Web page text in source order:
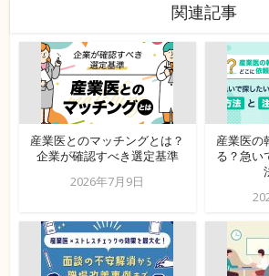
関連記事
産業医とのマッチングとは？
企業が確認すべき選定基準
2026年7月9日
産業医の
る？急い